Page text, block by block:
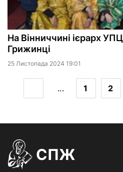
На Вінниччині ієрарх
Грижинці
25 Листопада 2024 19:01
... 1 2
СПЖ